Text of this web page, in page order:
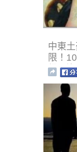
中東
限！
得！沒